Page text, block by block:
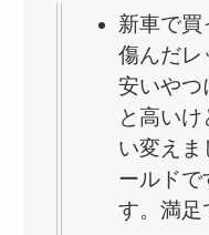
新車で買
傷んだレ
安いやつ
と高い
い変えま
ールドで
す。満足